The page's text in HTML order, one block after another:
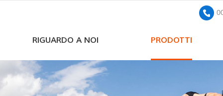
RIGUARDO A NOI PRODOTTI